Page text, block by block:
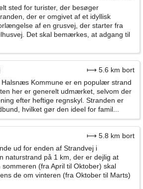
sted for turister, der besøger
der er omgivet af et idyllisk
af en grusvej, der starter fra
Det skal bemærkes, at adgang til
⟼ 5.6 km bort
Halsnæs Kommune er en populær strand
her er generelt udmærket, selvom der
efter heftige regnskyl. Stranden er
hvilket gør den ideel for famil...
⟼ 5.8 km bort
ud for enden af Strandvej i
naturstrand på 1 km, der er dejlig at
(fra April til Oktober) skal
de om vinteren (fra Oktober til Marts)